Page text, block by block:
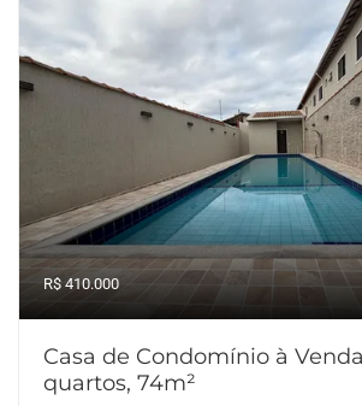
R$ 410.000
Casa de Condomínio à
quartos, 74m²